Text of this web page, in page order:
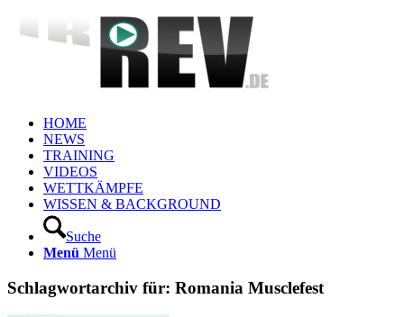
HOME
NEWS
TRAINING
VIDEOS
WETTKÄMPFE
WISSEN & BACKGROUND
Suche
Menü Menü
Schlagwortarchiv für: Romania Musclefest